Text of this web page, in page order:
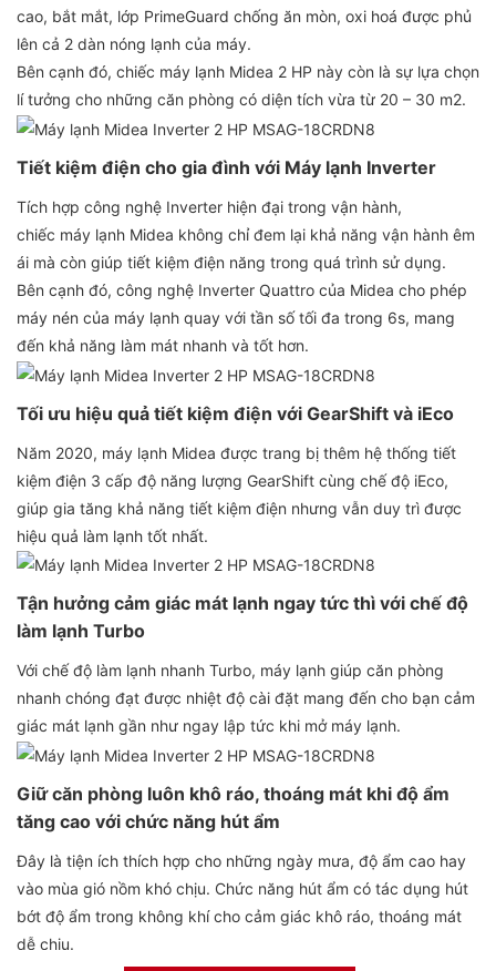
cao, bắt mắt, lớp PrimeGuard chống ăn mòn, oxi hoá được phủ
lên cả 2 dàn nóng lạnh của máy.
Bên cạnh đó, chiếc máy lạnh Midea 2 HP này còn là sự lựa chọn
lí tưởng cho những căn phòng có diện tích vừa từ 20 – 30 m2.
Tiết kiệm điện cho gia đình với Máy lạnh Inverter
Tích hợp công nghệ Inverter hiện đại trong vận hành,
chiếc máy lạnh Midea không chỉ đem lại khả năng vận hành êm
ái mà còn giúp tiết kiệm điện năng trong quá trình sử dụng.
Bên cạnh đó, công nghệ Inverter Quattro của Midea cho phép
máy nén của máy lạnh quay với tần số tối đa trong 6s, mang
đến khả năng làm mát nhanh và tốt hơn.
Tối ưu hiệu quả tiết kiệm điện với GearShift và iEco
Năm 2020, máy lạnh Midea được trang bị thêm hệ thống tiết
kiệm điện 3 cấp độ năng lượng GearShift cùng chế độ iEco,
giúp gia tăng khả năng tiết kiệm điện nhưng vẫn duy trì được
hiệu quả làm lạnh tốt nhất.
Tận hưởng cảm giác mát lạnh ngay tức thì với chế độ
làm lạnh Turbo
Với chế độ làm lạnh nhanh Turbo, máy lạnh giúp căn phòng
nhanh chóng đạt được nhiệt độ cài đặt mang đến cho bạn cảm
giác mát lạnh gần như ngay lập tức khi mở máy lạnh.
Giữ căn phòng luôn khô ráo, thoáng mát khi độ ẩm
tăng cao với chức năng hút ẩm
Đây là tiện ích thích hợp cho những ngày mưa, độ ẩm cao hay
vào mùa gió nồm khó chịu. Chức năng hút ẩm có tác dụng hút
bớt độ ẩm trong không khí cho cảm giác khô ráo, thoáng mát
dễ chịu.